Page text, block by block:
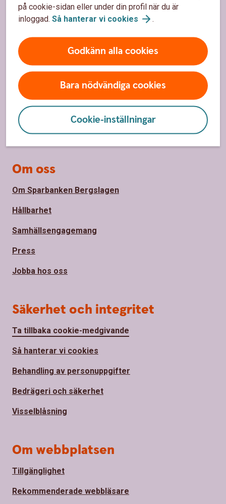
på cookie-sidan eller under din profil när du är
inloggad. Så hanterar vi cookies .
Godkänn alla cookies
Bara nödvändiga cookies
Cookie-inställningar
Sidfot
Hitta snabbt
Kundservice
Spärrhjälp
Hitta bankkontor
Bli kund
Priser, räntor och kurser
Om oss
Om Sparbanken Bergslagen
Hållbarhet
Samhällsengagemang
Press
Jobba hos oss
Säkerhet och integritet
Ta tillbaka cookie-medgivande
Så hanterar vi cookies
Behandling av personuppgifter
Bedrägeri och säkerhet
Visselblåsning
Om webbplatsen
Tillgänglighet
Rekommenderade webbläsare